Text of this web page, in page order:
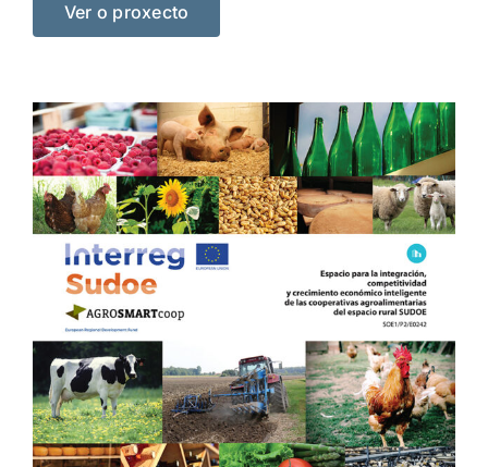
Ver o proxecto